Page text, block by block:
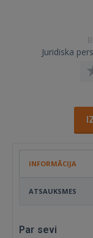
Juridiska
INFORMĀCIJA
ATSAUKSMES
Par sevi